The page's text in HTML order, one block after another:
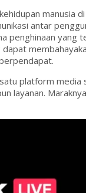
manusia
antar
penghinaan
platform media
layanan.